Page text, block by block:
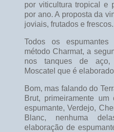
por viticultura tropical e
por ano. A proposta da
joviais, frutados e frescos.
Todos os
método Charmat, a
nos tanques de aço,
Moscatel que é
Bom, mas falando do
Brut, primeiramente
espumante, Verdejo,
Blanc, nenhuma
elaboração de